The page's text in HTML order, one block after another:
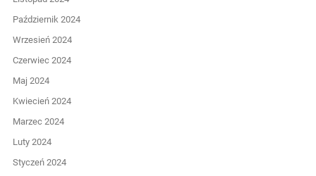
Październik 2024
Wrzesień 2024
Czerwiec 2024
Maj 2024
Kwiecień 2024
Marzec 2024
Luty 2024
Styczeń 2024